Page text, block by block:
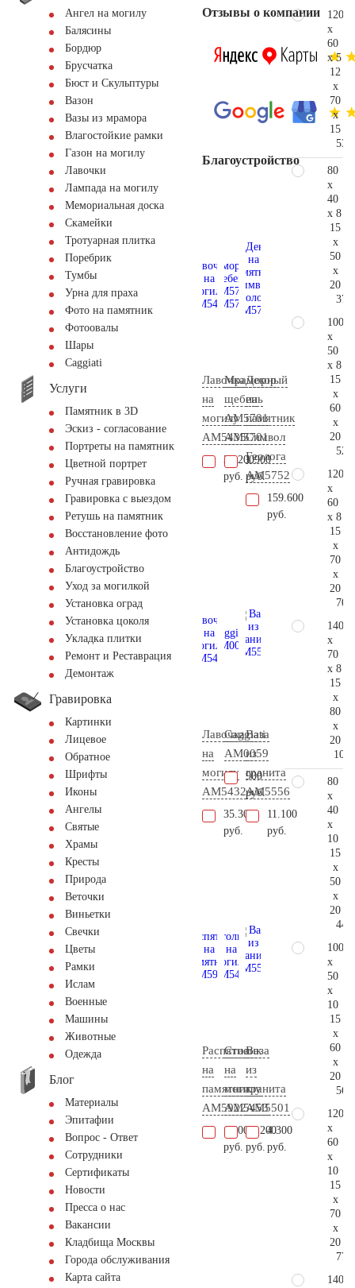
Ангел на могилу
Балясины
Бордюр
Брусчатка
Бюст и Скульптуры
Вазон
Вазы из мрамора
Влагостойкие рамки
Газон на могилу
Лавочки
Лампада на могилу
Мемориальная доска
Скамейки
Тротуарная плитка
Поребрик
Тумбы
Урна для праха
Фото на памятник
Фотоовалы
Шары
Сaggiati
Услуги
Памятник в 3D
Эскиз - согласование
Портреты на памятник
Цветной портрет
Ручная гравировка
Гравировка с выездом
Ретушь на памятник
Восстановление фото
Антидождь
Благоустройство
Уход за могилкой
Установка оград
Установка цоколя
Укладка плитки
Ремонт и Реставрация
Демонтаж
Гравировка
Картинки
Лицевое
Обратное
Шрифты
Иконы
Ангелы
Святые
Храмы
Кресты
Природа
Веточки
Виньетки
Свечки
Цветы
Рамки
Ислам
Военные
Машины
Животные
Одежда
Блог
Материалы
Эпитафии
Вопрос - Ответ
Сотрудники
Сертификаты
Новости
Пресса о нас
Вакансии
Кладбища Москвы
Города обслуживания
Карта сайта
Отзывы о компании
Благоустройство
Лавочка
на
могилу
AM5435
32.200
руб.
Мраморный
щебень
АМ5701
AM5701
1.900
руб.
Декор
на
памятник
Символ
Геолога
AM5752
159.600
руб.
Лавочка
на
могилу
AM5432
35.300
руб.
Caggiati
AM0059
900
руб.
Ваза
из
гранита
AM5556
11.100
руб.
Распятие
на
памятник
AM5922
1.800
руб.
Столик
на
могилу
AM5453
16.200
руб.
Ваза
из
гранита
AM5501
4.300
руб.
120
x
60
x 5
12
x
70
x
15
80
x
40
x 8
15
x
50
x
20
100
x
50
x 8
15
x
60
x
20
120
x
60
x 8
15
x
70
x
20
140
x
70
x 8
15
x
80
x
20
80
x
40
x
10
15
x
50
x
20
100
x
50
x
10
15
x
60
x
20
120
x
60
x
10
15
x
70
x
20
140